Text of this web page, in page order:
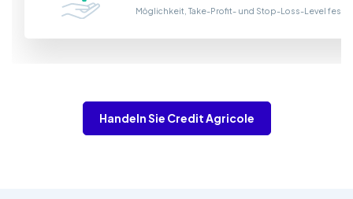
Möglichkeit, Take-Profit- und Stop-Loss-Level
Handeln Sie Credit Agricole